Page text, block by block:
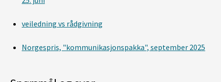
veiledning vs rådgivning
Norgespris, "kommunikasjonspakka", september 2025